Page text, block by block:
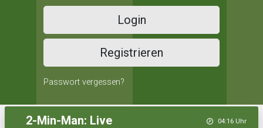
Login
Registrieren
Passwort vergessen?
2-Min-Man: Live 04:16 Uhr